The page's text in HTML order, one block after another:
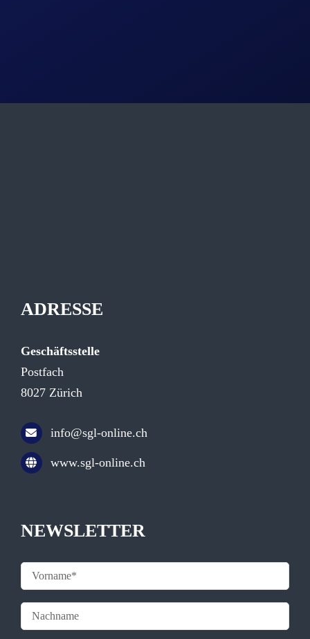
ADRESSE
Geschäftsstelle
Postfach
8027 Zürich
info@sgl-online.ch
www.sgl-online.ch
NEWSLETTER